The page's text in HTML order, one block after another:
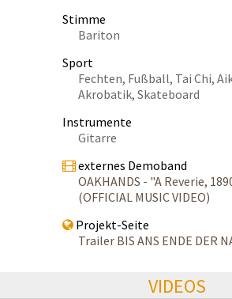
Stimme
Bariton
Sport
Fechten, Fußball, Tai Chi,
Akrobatik, Skateboard
Instrumente
Gitarre
externes Demoband
OAKHANDS - "A Reverie,
(OFFICIAL MUSIC VIDEO)
Projekt-Seite
Trailer BIS ANS ENDE DER
VIDEOS